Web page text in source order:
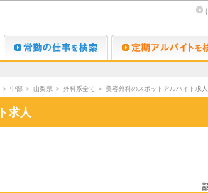
Dr.転職なび
＞ 中部 ＞ 山梨県 ＞ 外科系全て ＞ 美容外科のスポットアルバイト求人
求人